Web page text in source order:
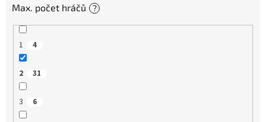
Max. počet hráčů ?
1 4
2 31
3 6